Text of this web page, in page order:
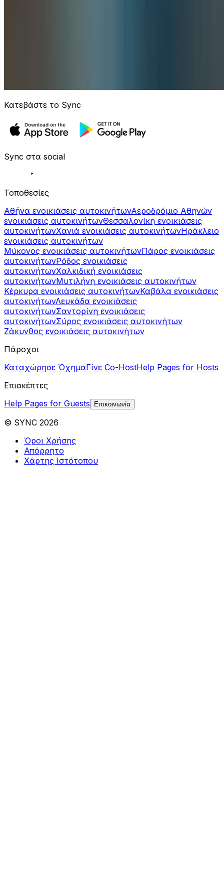
Κατεβάστε το Sync
Sync στα social
Τοποθεσίες
Αθήνα ενοικιάσεις αυτοκινήτωνΑεροδρόμιο Αθηνών
ενοικιάσεις αυτοκινήτωνΘεσσαλονίκη ενοικιάσεις
αυτοκινήτωνΧανιά ενοικιάσεις αυτοκινήτωνΗράκλειο
ενοικιάσεις αυτοκινήτων
Μύκονος ενοικιάσεις αυτοκινήτωνΠάρος ενοικιάσεις
αυτοκινήτωνΡόδος ενοικιάσεις
αυτοκινήτωνΧαλκιδική ενοικιάσεις
αυτοκινήτωνΜυτιλήνη ενοικιάσεις αυτοκινήτων
Κέρκυρα ενοικιάσεις αυτοκινήτωνΚαβάλα ενοικιάσεις
αυτοκινήτωνΛευκάδα ενοικιάσεις
αυτοκινήτωνΣαντορίνη ενοικιάσεις
αυτοκινήτωνΣύρος ενοικιάσεις αυτοκινήτων
Ζάκυνθος ενοικιάσεις αυτοκινήτων
Πάροχοι
Καταχώρησε ΌχημαΓίνε Co-HostHelp Pages for Hosts
Επισκέπτες
Help Pages for Guests
Επικοινωνία
© SYNC 2026
Όροι Χρήσης
Απόρρητο
Χάρτης Ιστότοπου